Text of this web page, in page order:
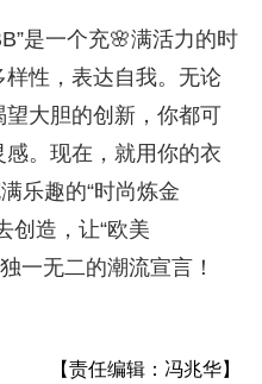
是一个充🌸满活力的时
性，表达自我。无论
大胆的创新，你都可
。现在，就用你的衣
乐趣的“时尚炼金
创造，让“欧美
一无二的潮流宣言！
【责任编辑：冯兆华】